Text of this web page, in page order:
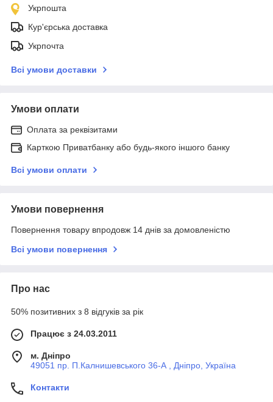
Укрпошта
Кур'єрська доставка
Укрпочта
Всі умови доставки
Умови оплати
Оплата за реквізитами
Карткою Приватбанку або будь-якого іншого банку
Всі умови оплати
Умови повернення
Повернення товару впродовж 14 днів за домовленістю
Всі умови повернення
Про нас
50% позитивних з 8 відгуків за рік
Працює з 24.03.2011
м. Дніпро
49051 пр. П.Калнишевського 36-А , Дніпро, Україна
Контакти